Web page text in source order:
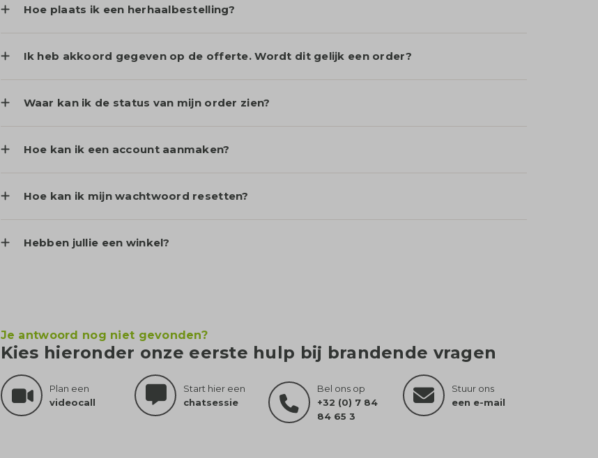
Hoe plaats ik een herhaalbestelling?
Ik heb akkoord gegeven op de offerte. Wordt dit gelijk een order?
Waar kan ik de status van mijn order zien?
Hoe kan ik een account aanmaken?
Hoe kan ik mijn wachtwoord resetten?
Hebben jullie een winkel?
Je antwoord nog niet gevonden?
Kies hieronder onze eerste hulp bij brandende vragen
Plan een
videocall
Start hier een
chatsessie
Bel ons op
+32 (0) 7 84
84 65 3
Stuur ons
een e-mail